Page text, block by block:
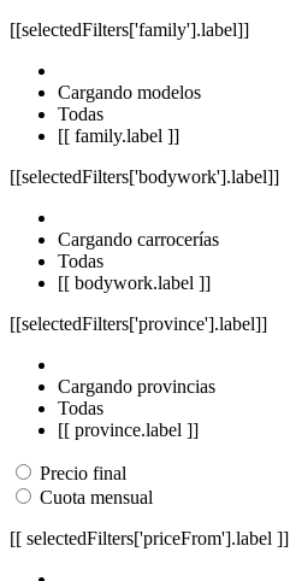
[[selectedFilters['family'].label]]
Cargando modelos
Todas
[[ family.label ]]
[[selectedFilters['bodywork'].label]]
Cargando carrocerías
Todas
[[ bodywork.label ]]
[[selectedFilters['province'].label]]
Cargando provincias
Todas
[[ province.label ]]
Precio final
Cuota mensual
[[ selectedFilters['priceFrom'].label ]]